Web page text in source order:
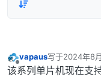
离线
vapaus写于2024年8
最后由 编辑
该系列单片机现在支